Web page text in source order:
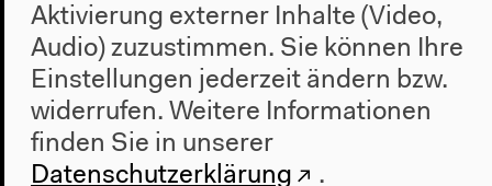
Aktivierung externer Inhalte (Video,
Audio) zuzustimmen. Sie können Ihre
Einstellungen jederzeit ändern bzw.
widerrufen. Weitere Informationen
finden Sie in unserer
Datenschutzerklärung
.